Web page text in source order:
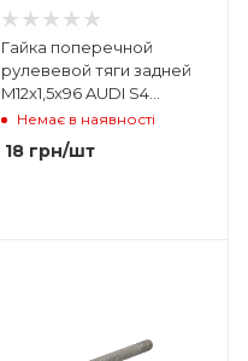
Гайка поперечной
рулевевой тяги задней
M12x1,5x96 AUDI S4
WHT007828
Немає в наявності
18грн/шт